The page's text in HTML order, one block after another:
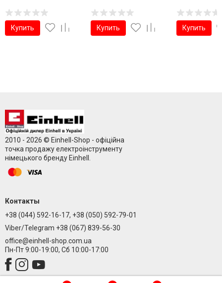
Купить Купить Купить
2010 - 2026 © Einhell-Shop - офіційна
точка продажу електроінструменту
німецького бренду Einhell.
Контакты
+38 (044) 592-16-17, +38 (050) 592-79-01
Viber/Telegram +38 (067) 839-56-30
office@einhell-shop.com.ua
Пн-Пт 9:00-19:00, Сб 10:00-17:00